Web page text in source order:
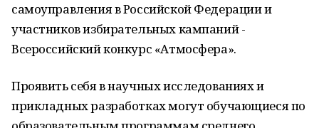
самоуправления в Российской Федерации и
участников избирательных кампаний -
Всероссийский конкурс «Атмосфера».
Проявить себя в научных исследованиях и
прикладных разработках могут обучающиеся по